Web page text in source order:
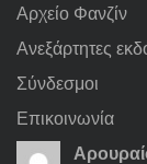
Αρχείο Φανζίν
Ανεξάρτητες
Σύνδεσμοι
Επικοινωνία